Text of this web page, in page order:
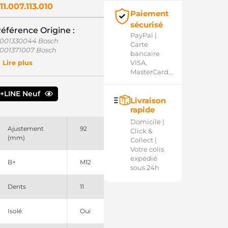
Origine :
Bosch
Bosch
+line
EuroTec
Scania
EDR
PSH
Lire plus
+LINE Neuf
Ajustement
(mm)
92
B+ M12
Dents 11
Isolé Oui
Paiement
sécurisé
PayPal |
Carte
bancaire
VISA,
MasterCard...
Livraison
rapide
Domicile |
Click &
Collect |
Votre colis
expédié
sous 24h